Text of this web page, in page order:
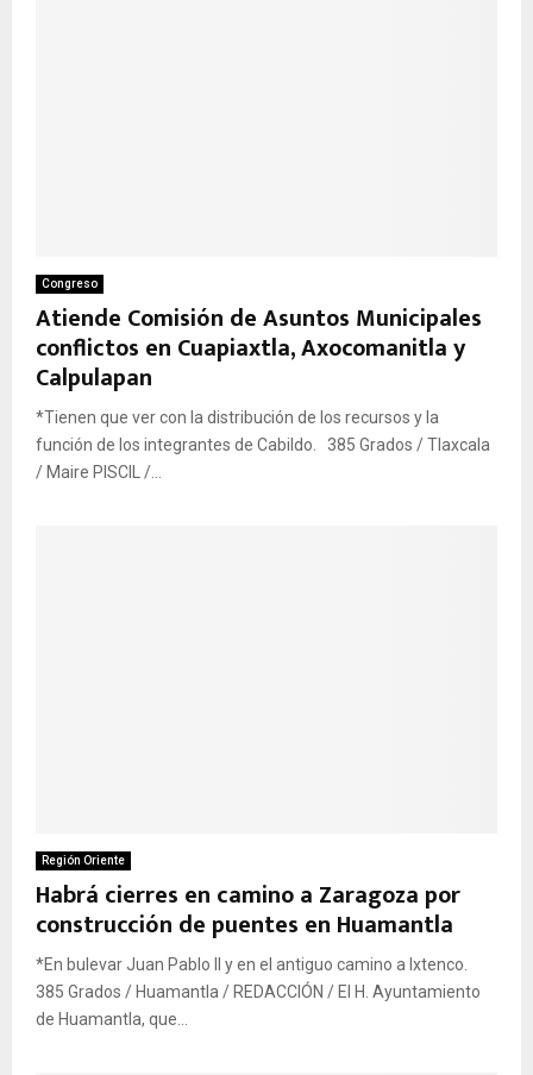
Congreso
Atiende Comisión de Asuntos Municipales
conflictos en Cuapiaxtla, Axocomanitla y
Calpulapan
*Tienen que ver con la distribución de los recursos y la
función de los integrantes de Cabildo. 385 Grados / Tlaxcala
/ Maire PISCIL /...
Región Oriente
Habrá cierres en camino a Zaragoza por
construcción de puentes en Huamantla
*En bulevar Juan Pablo II y en el antiguo camino a Ixtenco.
385 Grados / Huamantla / REDACCIÓN / El H. Ayuntamiento
de Huamantla, que...